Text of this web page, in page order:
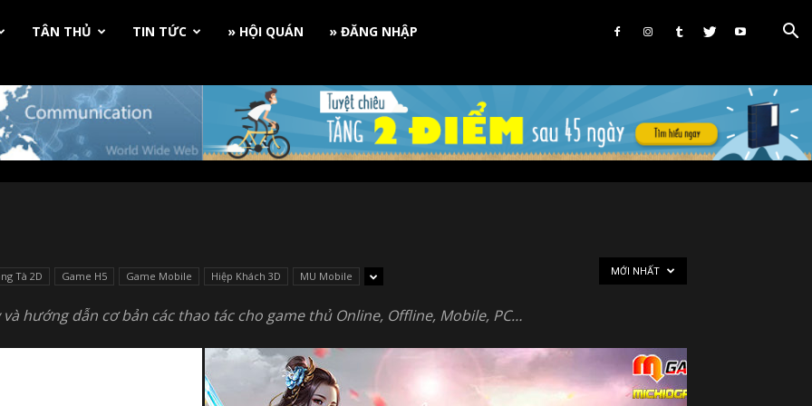
TÂN THỦ TIN TỨC » HỘI QUÁN » ĐĂNG NHẬP
Tà 2D Game H5 Game Mobile Hiệp Khách 3D MU Mobile
hướng dẫn cơ bản các thao tác cho game thủ Online, Offline, Mobile, PC…
MỚI NHẤT